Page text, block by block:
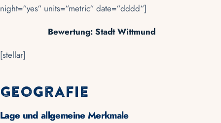
night=“yes“ units=“metric“ date=“dddd“]
Bewertung: Stadt Wittmund
[stellar]
Geografie
Lage und allgemeine Merkmale